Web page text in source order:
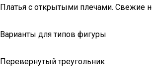
Платья с открытыми плечами. Свежие
Варианты для типов фигуры
Перевернутый треугольник